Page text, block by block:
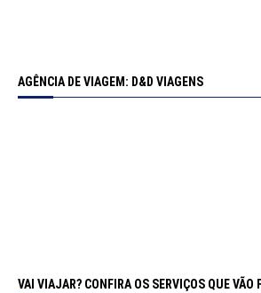
AGÊNCIA DE VIAGEM: D&D VIAGENS
VAI VIAJAR? CONFIRA OS SERVIÇOS QUE VÃO